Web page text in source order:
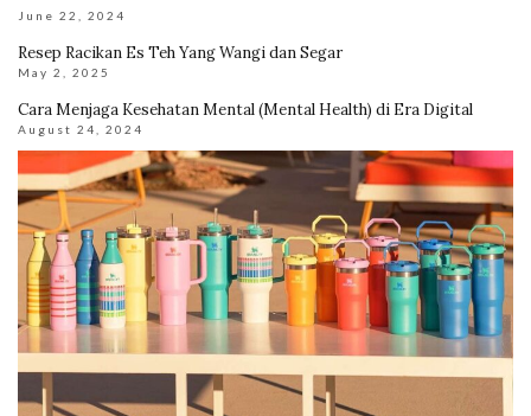
June 22, 2024
Resep Racikan Es Teh Yang Wangi dan Segar
May 2, 2025
Cara Menjaga Kesehatan Mental (Mental Health) di Era Digital
August 24, 2024